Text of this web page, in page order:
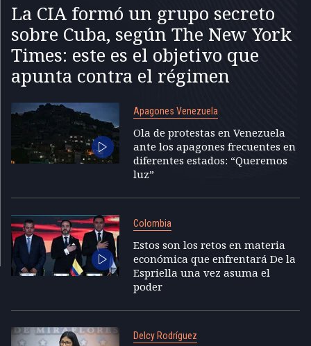
La CIA formó un grupo secreto
sobre Cuba, según The New York
Times: este es el objetivo que
apunta contra el régimen
Apagones Venezuela
Ola de protestas en Venezuela
ante los apagones frecuentes en
diferentes estados: “Queremos
luz”
Colombia
Estos son los retos en materia
económica que enfrentará De la
Espriella una vez asuma el
poder
Delcy Rodríguez